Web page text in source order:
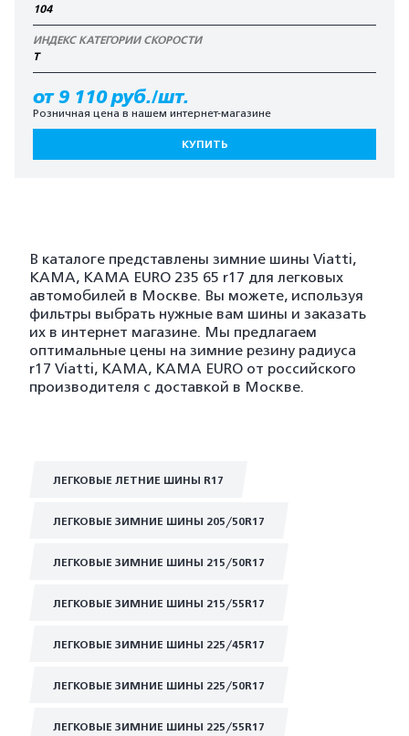
104
ИНДЕКС КАТЕГОРИИ СКОРОСТИ
T
от 9 110 руб./шт.
Розничная цена в нашем интернет-магазине
КУПИТЬ
В каталоге представлены зимние шины Viatti,
KAMA, KAMA EURO 235 65 r17 для легковых
автомобилей в Москве. Вы можете, используя
фильтры выбрать нужные вам шины и заказать
их в интернет магазине. Мы предлагаем
оптимальные цены на зимние резину радиуса
r17 Viatti, KAMA, KAMA EURO от российского
производителя с доставкой в Москве.
ЛЕГКОВЫЕ ЛЕТНИЕ ШИНЫ R17
ЛЕГКОВЫЕ ЗИМНИЕ ШИНЫ 205/50R17
ЛЕГКОВЫЕ ЗИМНИЕ ШИНЫ 215/50R17
ЛЕГКОВЫЕ ЗИМНИЕ ШИНЫ 215/55R17
ЛЕГКОВЫЕ ЗИМНИЕ ШИНЫ 225/45R17
ЛЕГКОВЫЕ ЗИМНИЕ ШИНЫ 225/50R17
ЛЕГКОВЫЕ ЗИМНИЕ ШИНЫ 225/55R17